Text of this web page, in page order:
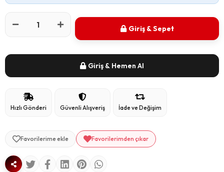
Giriş & Sepet
Giriş & Hemen Al
Hızlı Gönderi Güvenli Alışveriş İade ve Değişim
Favorilerime ekle Favorilerimden çıkar